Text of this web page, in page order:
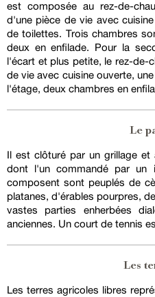
est composée au rez-de-
d'une pièce de vie avec
de toilettes. Trois chambres
deux en enfilade. Pour la
l'écart et plus petite, le rez-de-
de vie avec cuisine ouverte,
l'étage, deux chambres en
Le
Il est clôturé par un grillage et
dont l'un commandé par un
composent sont peuplés de
platanes, d'érables pourpres,
vastes parties enherbées
anciennes. Un court de tennis
Les
Les terres agricoles libres